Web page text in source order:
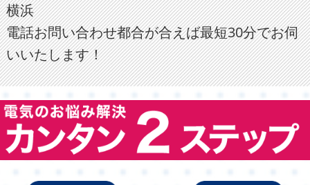
横浜
電話お問い合わせ都合が合えば最短30分でお伺
いいたします！